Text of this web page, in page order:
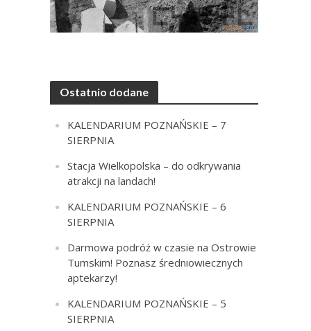
Ostatnio dodane
KALENDARIUM POZNAŃSKIE – 7
SIERPNIA
Stacja Wielkopolska – do odkrywania
atrakcji na landach!
KALENDARIUM POZNAŃSKIE – 6
SIERPNIA
Darmowa podróż w czasie na Ostrowie
Tumskim! Poznasz średniowiecznych
aptekarzy!
KALENDARIUM POZNAŃSKIE – 5
SIERPNIA